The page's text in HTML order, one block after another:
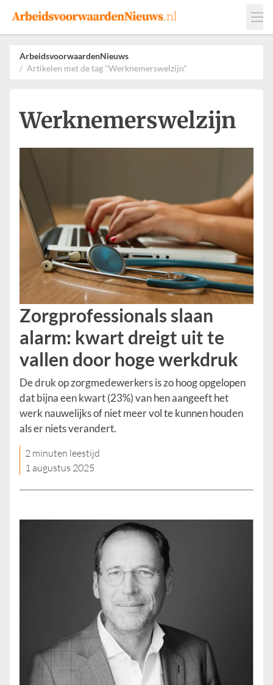
Events
Adverteren
Leveranciers
Werkgevers
ArbeidsvoorwaardenNieuws
Artikelen met de tag "Werknemerswelzijn"
Werknemerswelzijn
Zorgprofessionals slaan
alarm: kwart dreigt uit te
vallen door hoge werkdruk
De druk op zorgmedewerkers is zo hoog opgelopen
dat bijna een kwart (23%) van hen aangeeft het
werk nauwelijks of niet meer vol te kunnen houden
als er niets verandert.
2 minuten leestijd
1 augustus 2025